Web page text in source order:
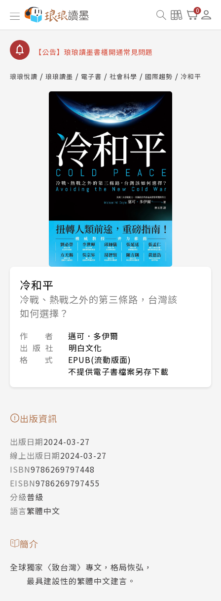
0
【公告】因 Readmoo 讀墨系統維護中，本站同步暫
停部分閱讀服務
【公告】琅琅讀墨數位閱讀資產合併與書櫃開通申請
【公告】琅琅讀墨書櫃開通常見問題
請圖文教學
查詢
【公告】因 Readmoo 讀墨系統維護中，本站同步暫
停部分閱讀服務
琅琅悅讀 琅琅讀墨 電子書 社會科學 國際趨勢 冷和平
冷和平
冷戰、熱戰之外的第三條路，台灣該
如何選擇？
作 者
邁可．多伊爾
出 版 社
明白文化
格 式
EPUB(流動版面)
不提供電子書檔案另存下載
出版資訊
出版日期2024-03-27
線上出版日期2024-03-27
ISBN9786269797448
EISBN9786269797455
分級普級
語言繁體中文
簡介
全球獨家〈致台灣〉專文，格局恢弘，
最具建設性的繁體中文建言。